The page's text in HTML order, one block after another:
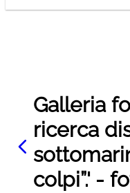
Galleria
ricerca
colpi”.' -